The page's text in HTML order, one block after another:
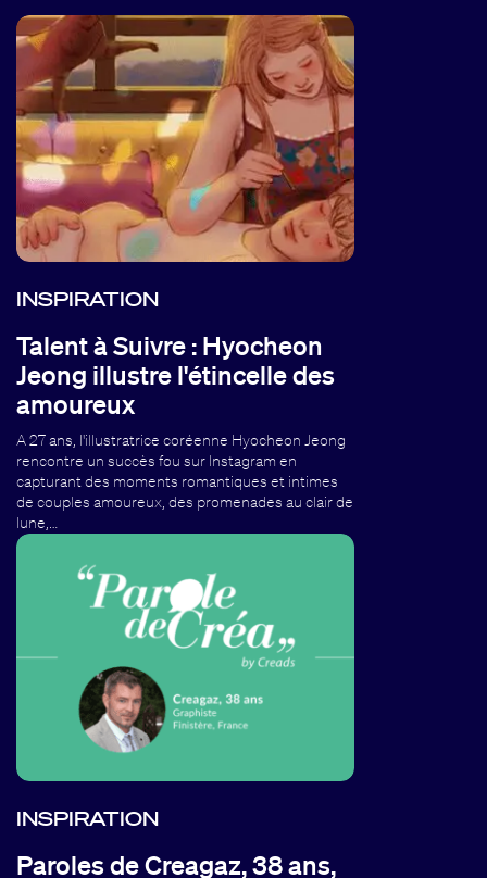
INSPIRATION
Talent à Suivre : Hyocheon
Jeong illustre l'étincelle des
amoureux
A 27 ans, l'illustratrice coréenne Hyocheon Jeong
rencontre un succès fou sur Instagram en
capturant des moments romantiques et intimes
de couples amoureux, des promenades au clair de
lune,…
INSPIRATION
Paroles de Creagaz, 38 ans,